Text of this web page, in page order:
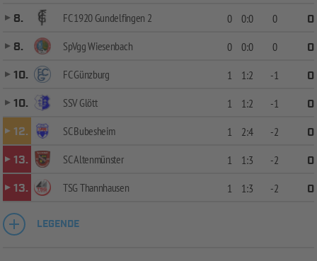
8. FC 1920 Gundelfingen 2 0 0:0 0
0
8.
SpVgg Wiesenbach 0 0:0 0
0
10.
FC Günzburg 1 1:2 -1
0
10.
SSV Glött 1 1:2 -1
0
12.
SC Bubesheim 1 2:4 -2
0
13.
SC Altenmünster 1 1:3 -2
0
13.
TSG Thannhausen 1 1:3 -2 0
LEGENDE